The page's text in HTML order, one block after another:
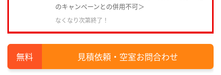
のキャンペーンとの併用不可＞
なくなり次第終了！
見積依頼・空室お問合わせ